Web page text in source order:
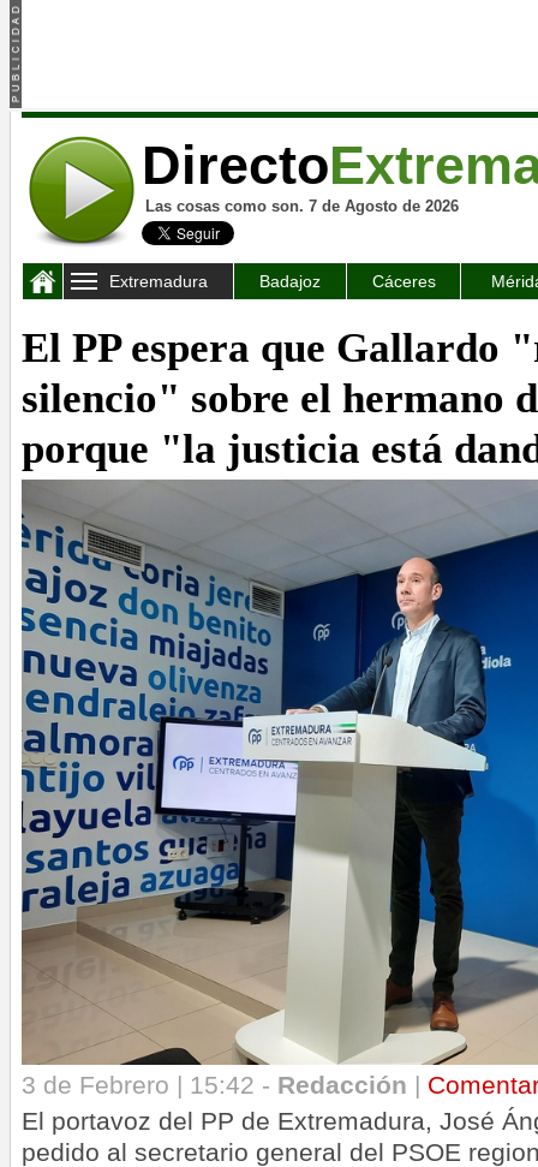
Directo
Las cosas como son. 7 de Agosto de 2026
Extremadura Badajoz Cáceres
El PP espera que Gallardo
silencio" sobre el hermano
porque "la justicia está
3 de Febrero | 15:42 - Redacción |
El portavoz del PP de Extremadura, José
pedido al secretario general del PSOE